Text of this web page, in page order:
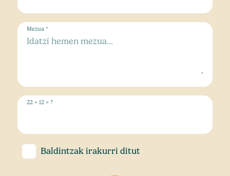
Mezua *
22 + 12 = ?
Baldintzakirakurri ditut